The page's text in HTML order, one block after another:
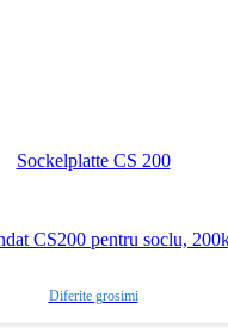
Sockelplatte CS 200
CS200 pentru soclu,
Diferite grosimi